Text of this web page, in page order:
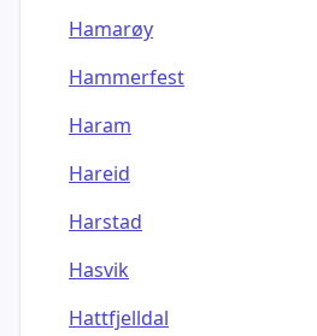
Hamarøy
Hammerfest
Haram
Hareid
Harstad
Hasvik
Hattfjelldal